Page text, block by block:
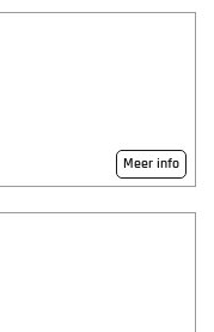
Meer info